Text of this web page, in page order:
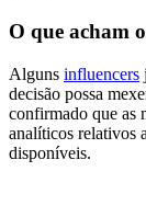
O que acham
Alguns influencers
decisão possa
confirmado que as
analíticos relativos
disponíveis.